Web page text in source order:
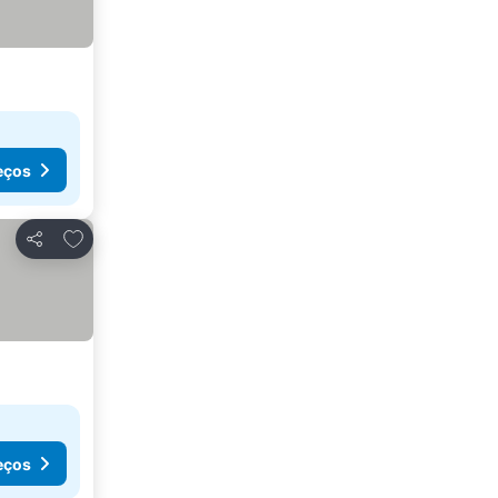
Partilhar
Adicionar aos favoritos